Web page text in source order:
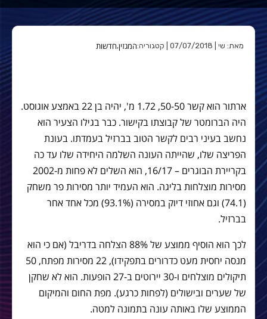
מאת: שי | 07/07/2018 | קטגוריה: המגזין,חדשות
ארתור הוא קשר 50-50, 1.72 מ', יהיה בן 22 באמצע אוגוסט.
היה הברומטר של קבוצתו בקישור. כבר בגילו הצעיר הוא
נחשב בעיני רבים לקשר הטוב בברזיל בעמדתו. בעונת
הפריצה שלו, שהייתה העונה השלמה היחידה שלו עד כה
בקריירת הבוגרים – 16/17, הוא השלים לא פחות מ-2002
מסירות מוצלחות בליגה. הוא העמיד יותר מסירות פר משחק
(74.1) וגם אחוזי דיוק במסירה (93.1%) מכל אחד אחר
בברזיל.
לכך הוא הוסיף ממוצע של 88% הצלחה בדריבל (אם כי הוא
מנסה יחסית מעט כדרורים בתפקידו), 22 מסירות מפתח, 50
תיקולים מוצלחים ו-30 יירוטים ב-27 הופעות. הוא לא שחקן
של שערים ובישולים (לפחות כרגע). מפת החום והמיקום
הממוצע שלו באותה עונה בתמונה למטה.